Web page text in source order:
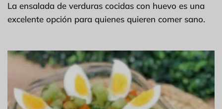
La ensalada de verduras cocidas con huevo es una
excelente opción para quienes quieren comer sano.